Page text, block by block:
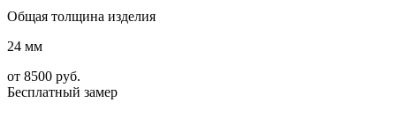
Общая толщина изделия
24 мм
от 8500 руб.
Бесплатный замер